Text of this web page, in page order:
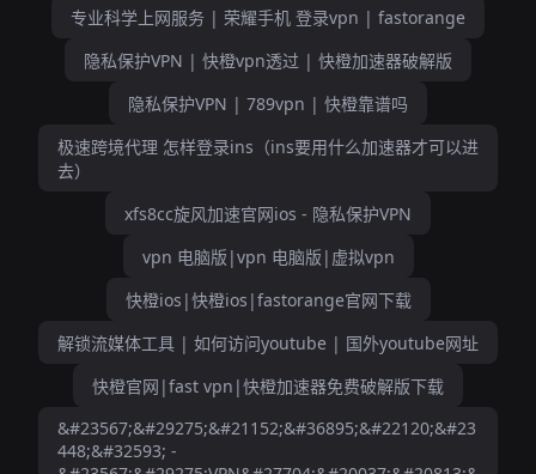
专业科学上网服务 | 荣耀手机 登录vpn | fastorange
隐私保护VPN | 快橙vpn透过 | 快橙加速器破解版
隐私保护VPN | 789vpn | 快橙靠谱吗
极速跨境代理 怎样登录ins（ins要用什么加速器才可以进
去）
xfs8cc旋风加速官网ios - 隐私保护VPN
vpn 电脑版|vpn 电脑版|虚拟vpn
快橙ios|快橙ios|fastorange官网下载
解锁流媒体工具 | 如何访问youtube | 国外youtube网址
快橙官网|fast vpn|快橙加速器免费破解版下载
&#23567;&#29275;&#21152;&#36895;&#22120;&#23
448;&#32593; -